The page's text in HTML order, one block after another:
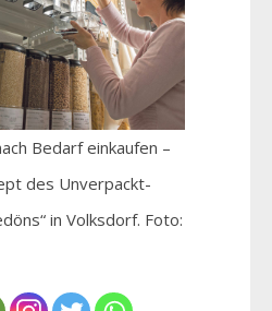
Bedarf einkaufen –
des Unverpackt-
in Volksdorf. Foto: